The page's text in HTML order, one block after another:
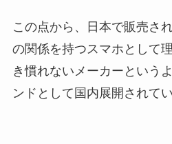
この点から、日本で販売さ
の関係を持つスマホとして
き慣れないメーカーという
ンドとして国内展開されて